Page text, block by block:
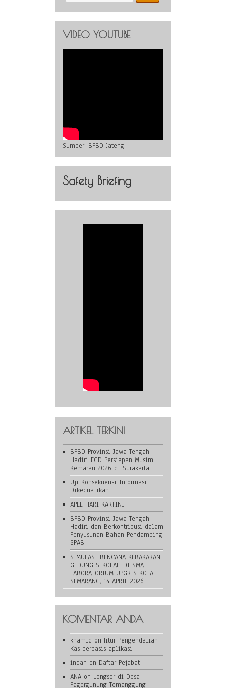
VIDEO YOUTUBE
Sumber: BPBD Jateng
Safety Briefing
ARTIKEL TERKINI
BPBD Provinsi Jawa Tengah
Hadiri FGD Persiapan Musim
Kemarau 2026 di Surakarta
Uji Konsekuensi Informasi
Dikecualikan
APEL HARI KARTINI
BPBD Provinsi Jawa Tengah
Hadiri dan Berkontribusi dalam
Penyusunan Bahan Pendamping
SPAB
SIMULASI BENCANA KEBAKARAN
GEDUNG SEKOLAH DI SMA
LABORATORIUM UPGRIS KOTA
SEMARANG, 14 APRIL 2026
KOMENTAR ANDA
khamid on fitur Pengendalian
Kas berbasis aplikasi
indah on Daftar Pejabat
ANA on Longsor di Desa
Pagergunung Temanggung